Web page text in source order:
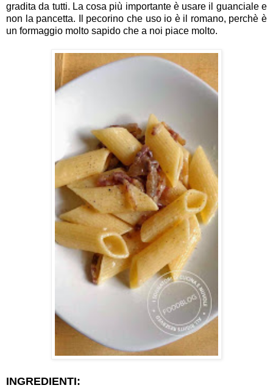
gradita da tutti. La cosa più importante è usare il guanciale e
non la pancetta. Il pecorino che uso io è il romano, perchè è
un formaggio molto sapido che a noi piace molto.
INGREDIENTI: